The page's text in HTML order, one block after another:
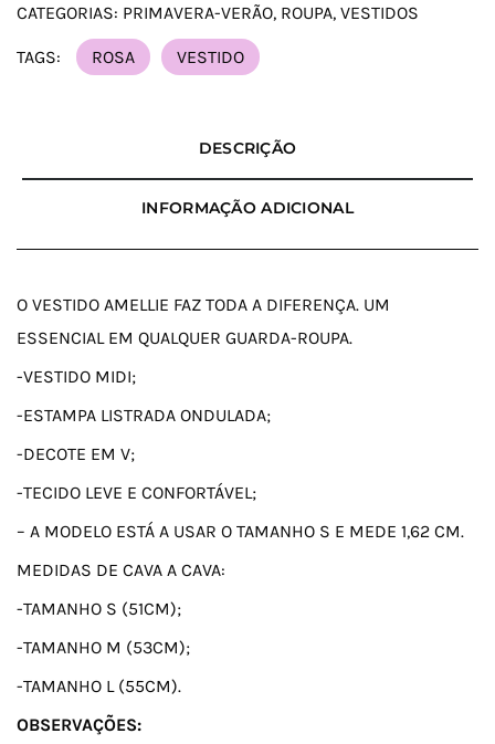
CATEGORIAS: PRIMAVERA-VERÃO, ROUPA, VESTIDOS
TAGS: ROSA VESTIDO
DESCRIÇÃO
INFORMAÇÃO ADICIONAL
O VESTIDO AMELLIE FAZ TODA A DIFERENÇA. UM
ESSENCIAL EM QUALQUER GUARDA-ROUPA.
-VESTIDO MIDI;
-ESTAMPA LISTRADA ONDULADA;
-DECOTE EM V;
-TECIDO LEVE E CONFORTÁVEL;
– A MODELO ESTÁ A USAR O TAMANHO S E MEDE 1,62 CM.
MEDIDAS DE CAVA A CAVA:
-TAMANHO S (51CM);
-TAMANHO M (53CM);
-TAMANHO L (55CM).
OBSERVAÇÕES: